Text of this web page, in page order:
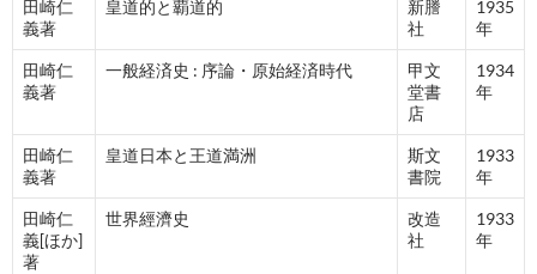
田崎仁
義著
皇道的と覇道的
新謄
社
1935
年
田崎仁
義著
一般経済史 : 序論・原始経済時代
甲文
堂書
店
1934
年
田崎仁
義著
皇道日本と王道満洲
斯文
書院
1933
年
田崎仁
義[ほか]
著
世界經濟史
改造
社
1933
年